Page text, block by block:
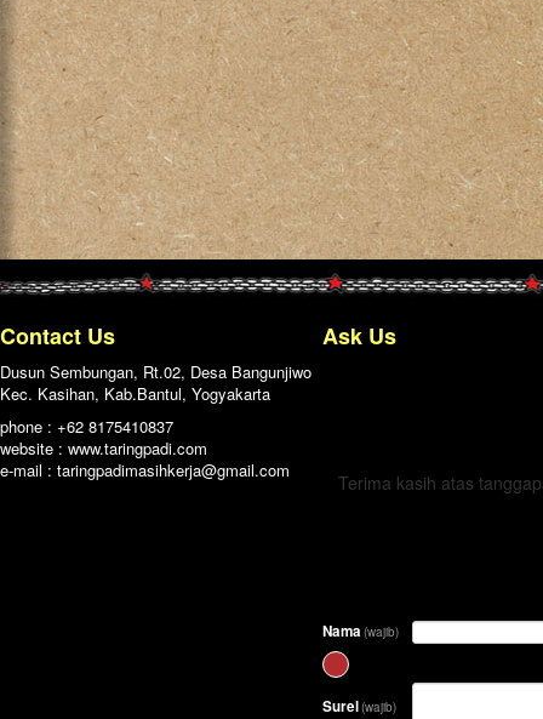
Contact Us
Dusun Sembungan, Rt.02, Desa Bangunjiwo
Kec. Kasihan, Kab.Bantul, Yogyakarta
phone : +62 8175410837
website : www.taringpadi.com
e-mail : taringpadimasihkerja@gmail.com
Ask Us
Terima kasih atas
Nama (wajib)
Surel(wajib)